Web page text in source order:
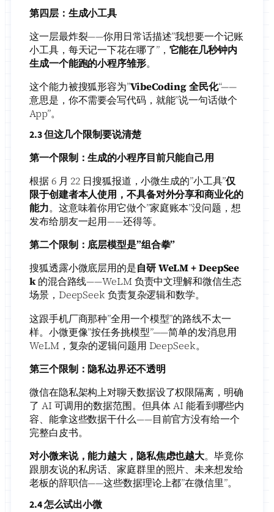
第四层：生成小工具
这一层最炸裂——你用日常话描述”我想要一个记账
小工具，每天记一下花在哪了”， 它能在几秒钟内
生成一个能跑的小程序雏形。
这个能力被搜狐形容为”VibeCoding 全民化“——
意思是，你不需要会写代码，就能”说一句话做个
App”。
2.3 但这几个限制要说清楚
第一个限制：生成的小程序目前只能自己用
根据 6 月 22 日搜狐报道，小微生成的”小工具”仅
限于创建者本人使用，不具备对外分享和商业化的
能力。这意味着你用它做个”家庭账本”没问题，想
发布给朋友一起用——还得等。
第二个限制：底层模型是”组合拳”
搜狐透露小微底层用的是自研 WeLM + DeepSee
k的混合路线——WeLM 负责中文理解和微信生态
场景，DeepSeek 负责复杂逻辑和数学。
这跟手机厂商那种”全用一个模型”的路线不太一
样。小微更像”按任务挑模型”——简单的发消息用
WeLM，复杂的逻辑问题用 DeepSeek。
第三个限制：隐私边界还不透明
微信在隐私架构上对聊天数据设了权限隔离，明确
了 AI 可调用的数据范围。但具体 AI 能看到哪些内
容、能拿这些数据干什么——目前官方没有给一个
完整白皮书。
对小微来说，能力越大，隐私焦虑也越大。毕竟你
跟朋友说的私房话、家庭群里的照片、未来想发给
老板的辞职信——这些数据理论上都”在微信里”。
2.4 怎么试出小微